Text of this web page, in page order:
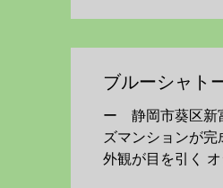
ブルーシャ
ー 静岡市葵区新
ズマンションが完
外観が目を引く